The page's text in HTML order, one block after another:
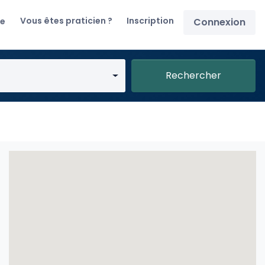
Vous êtes praticien ? Inscription Connexion
Rechercher